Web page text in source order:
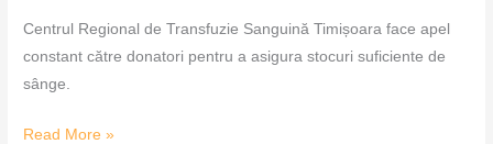
Centrul Regional de Transfuzie Sanguină Timișoara face apel
constant către donatori pentru a asigura stocuri suficiente de
sânge.
Read More »